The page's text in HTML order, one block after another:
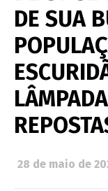
DE SUA
28 de maio de